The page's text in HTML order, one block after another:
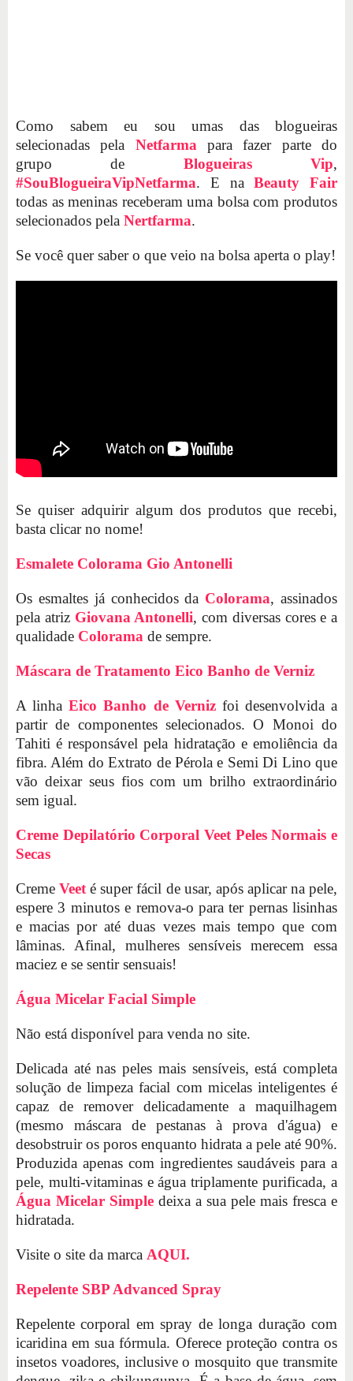
Como sabem eu sou umas das blogueiras
selecionadas pela Netfarma para fazer parte do
grupo de Blogueiras Vip,
#SouBlogueiraVipNetfarma. E naBeauty Fair
todas as meninas receberam uma bolsa com produtos
selecionados pela Nertfarma.
Se você quer saber o que veio na bolsa aperta o play!
Se quiser adquirir algum dos produtos que recebi,
basta clicar no nome!
Esmalete Colorama Gio Antonelli
Os esmaltes já conhecidos da Colorama, assinados
pela atriz Giovana Antonelli, com diversas cores e a
qualidade Colorama de sempre.
Máscara de Tratamento Eico Banho de Verniz
A linhaEico Banho de Vernizfoi desenvolvida a
partir de componentes selecionados. O Monoi do
Tahiti é responsável pela hidratação e emoliência da
fibra. Além do Extrato de Pérola e Semi Di Lino que
vão deixar seus fios com um brilho extraordinário
sem igual.
Creme Depilatório Corporal Veet Peles Normais e
Secas
CremeVeet é super fácil de usar, após aplicar na pele,
espere 3 minutos e remova-o para ter pernas lisinhas
e macias por até duas vezes mais tempo que com
lâminas. Afinal, mulheres sensíveis merecem essa
maciez e se sentir sensuais!
Água Micelar Facial Simple
Não está disponível para venda no site.
Delicada até nas peles mais sensíveis, está completa
solução de limpeza facial com micelas inteligentes é
capaz de remover delicadamente a maquilhagem
(mesmo máscara de pestanas à prova d'água) e
desobstruir os poros enquanto hidrata a pele até 90%.
Produzida apenas com ingredientes saudáveis para a
pele, multi-vitaminas e água triplamente purificada, a
Água Micelar Simple deixa a sua pele mais fresca e
hidratada.
Visite o site da marca AQUI.
Repelente SBP Advanced Spray
Repelente corporal em spray de longa duração com
icaridina em sua fórmula. Oferece proteção contra os
insetos voadores, inclusive o mosquito que transmite